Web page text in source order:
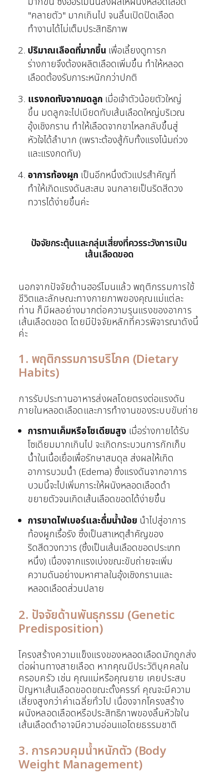
"คลายตัว" มากเกินไป จนลิ้นเปิดปิดเลือด
ทำงานได้ไม่เต็มประสิทธิภาพ
ปริมาณเลือดที่มากขึ้น เพื่อเลี้ยงดูทารก
ร่างกายจึงต้องผลิตเลือดเพิ่มขึ้น ทำให้หลอด
เลือดต้องรับภาระหนักกว่าปกติ
แรงกดทับจากมดลูก เมื่อเจ้าตัวน้อยตัวใหญ่
ขึ้น มดลูกจะไปเบียดทับเส้นเลือดใหญ่บริเวณ
อุ้งเชิงกราน ทำให้เลือดจากขาไหลกลับขึ้นสู่
หัวใจได้ลำบาก (เพราะต้องสู้กับทั้งแรงโน้มถ่วง
และแรงกดทับ)
อาการท้องผูก เป็นอีกหนึ่งตัวแปรสำคัญที่
ทำให้เกิดแรงดันสะสม จนกลายเป็นริดสีดวง
ทวารได้ง่ายขึ้นค่ะ
ปัจจัยกระตุ้นและกลุ่มเสี่ยงที่ควรระวังการเป็น
เส้นเลือดขอด
นอกจากปัจจัยด้านฮอร์โมนแล้ว พฤติกรรมการใช้
ชีวิตและลักษณะทางกายภาพของคุณแม่แต่ละ
ท่าน ก็มีผลอย่างมากต่อความรุนแรงของอาการ
เส้นเลือดขอด โดยมีปัจจัยหลักที่ควรพิจารณาดังนี้
ค่ะ
1. พฤติกรรมการบริโภค (Dietary
Habits)
การรับประทานอาหารส่งผลโดยตรงต่อแรงดัน
ภายในหลอดเลือดและการทำงานของระบบขับถ่าย
การทานเค็มหรือโซเดียมสูง เมื่อร่างกายได้รับ
โซเดียมมากเกินไป จะเกิดกระบวนการกักเก็บ
น้ำในเนื้อเยื่อเพื่อรักษาสมดุล ส่งผลให้เกิด
อาการบวมน้ำ (Edema) ซึ่งแรงดันจากอาการ
บวมนี้จะไปเพิ่มภาระให้ผนังหลอดเลือดดำ
ขยายตัวจนเกิดเส้นเลือดขอดได้ง่ายขึ้น
การขาดไฟเบอร์และดื่มน้ำน้อย นำไปสู่อาการ
ท้องผูกเรื้อรัง ซึ่งเป็นสาเหตุสำคัญของ
ริดสีดวงทวาร (ซึ่งเป็นเส้นเลือดขอดประเภท
หนึ่ง) เนื่องจากแรงเบ่งขณะขับถ่ายจะเพิ่ม
ความดันอย่างมหาศาลในอุ้งเชิงกรานและ
หลอดเลือดส่วนปลาย
2. ปัจจัยด้านพันธุกรรม (Genetic
Predisposition)
โครงสร้างความแข็งแรงของหลอดเลือดมักถูกส่ง
ต่อผ่านทางสายเลือด หากคุณมีประวัติบุคคลใน
ครอบครัว เช่น คุณแม่หรือคุณยาย เคยประสบ
ปัญหาเส้นเลือดขอดขณะตั้งครรภ์ คุณจะมีความ
เสี่ยงสูงกว่าค่าเฉลี่ยทั่วไป เนื่องจากโครงสร้าง
ผนังหลอดเลือดหรือประสิทธิภาพของลิ้นหัวใจใน
เส้นเลือดดำอาจมีความอ่อนแอโดยธรรมชาติ
3. การควบคุมน้ำหนักตัว (Body
Weight Management)